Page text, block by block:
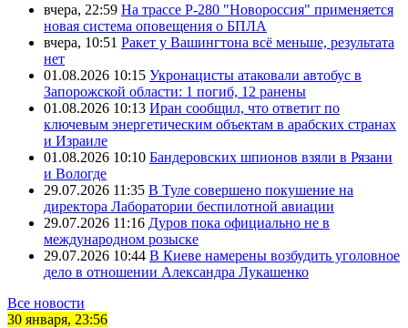
вчера, 22:59 На трассе Р-280 "Новороссия" применяется
новая система оповещения о БПЛА
вчера, 10:51 Ракет у Вашингтона всё меньше, результата
нет
01.08.2026 10:15 Укронацисты атаковали автобус в
Запорожской области: 1 погиб, 12 ранены
01.08.2026 10:13 Иран сообщил, что ответит по
ключевым энергетическим объектам в арабских странах
и Израиле
01.08.2026 10:10 Бандеровских шпионов взяли в Рязани
и Вологде
29.07.2026 11:35 В Туле совершено покушение на
директора Лаборатории беспилотной авиации
29.07.2026 11:16 Дуров пока официально не в
международном розыске
29.07.2026 10:44 В Киеве намерены возбудить уголовное
дело в отношении Александра Лукашенко
Все новости
30 января, 23:56